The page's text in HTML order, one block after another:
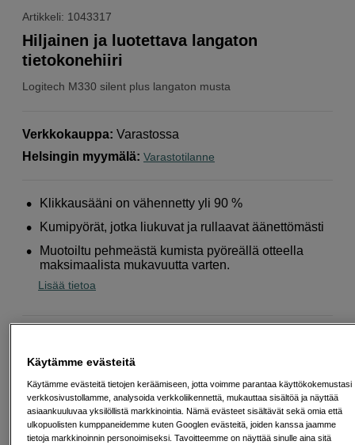
Artikkeli: 1043317
Logitech M330 silent plus langaton musta
Hiljainen ja luotettava langaton
tietokonehiiri
Verkkokauppa: Varastossa
Helsingin myymälä: Varastotilanne
Klikkausääni on vähennetty yli 90 %
Kumipyörät, jotka liukuvat ja rullaavat äänettömästi
Muotoiltu pehmeästä kumista pyöreällä otteella
maksimaalista mukavuutta varten.
Lisää tietoa
Maksa heti tai jaa useampaan osamaksuun
Lisää ostoskoriin
Käytämme evästeitä
Käytämme evästeitä tietojen keräämiseen, jotta voimme parantaa käyttökokemustasi
verkkosivustollamme, analysoida verkkoliikennettä, mukauttaa sisältöä ja näyttää
asiaankuuluvaa yksilöllistä markkinointia. Nämä evästeet sisältävät sekä omia että
ulkopuolisten kumppaneidemme kuten Googlen evästeitä, joiden kanssa jaamme
tietoja markkinoinnin personoimiseksi. Tavoitteemme on näyttää sinulle aina sitä